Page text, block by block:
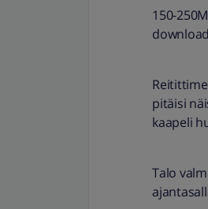
150-
pitäisi
kaapeli
Talo